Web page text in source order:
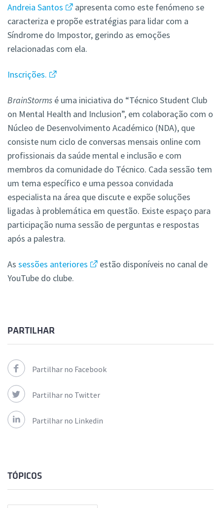
Andreia Santos
apresenta como este fenómeno se
caracteriza e propõe estratégias para lidar com a
Síndrome do Impostor, gerindo as emoções
relacionadas com ela.
Inscrições.
BrainStorms é uma iniciativa do “Técnico Student Club
on Mental Health and Inclusion”, em colaboração com o
Núcleo de Desenvolvimento Académico (NDA), que
consiste num ciclo de conversas mensais online com
profissionais da saúde mental e inclusão e com
membros da comunidade do Técnico. Cada sessão tem
um tema específico e uma pessoa convidada
especialista na área que discute e expõe soluções
ligadas à problemática em questão. Existe espaço para
participação numa sessão de perguntas e respostas
após a palestra.
As sessões anteriores
estão disponíveis no canal de
YouTube do clube.
PARTILHAR
Partilhar no Facebook
Partilhar no Twitter
Partilhar no Linkedin
TÓPICOS